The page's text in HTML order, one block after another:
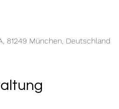
81249 München, Deutschland